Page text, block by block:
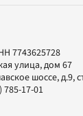
7743625728
улица, дом 67
шоссе, д.9,
785-17-01